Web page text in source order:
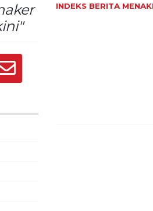
INDEKS BERITA